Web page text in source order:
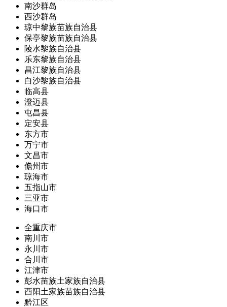
南沙群岛
西沙群岛
琼中黎族苗族自治县
保亭黎族苗族自治县
陵水黎族自治县
乐东黎族自治县
昌江黎族自治县
白沙黎族自治县
临高县
澄迈县
屯昌县
定安县
东方市
万宁市
文昌市
儋州市
琼海市
五指山市
三亚市
海口市
全重庆市
南川市
永川市
合川市
江津市
彭水苗族土家族自治县
酉阳土家族苗族自治县
黔江区